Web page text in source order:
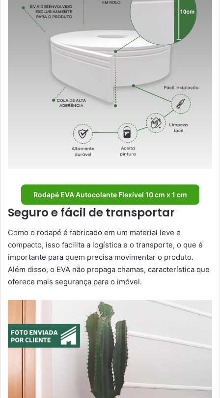
Rodapé EVA Autocolante Flexível 10 cm x 1 cm
Seguro e fácil de transportar
Como o rodapé é fabricado em um material leve e
compacto, isso facilita a logística e o transporte, o que é
importante para quem precisa movimentar o produto.
Além disso, o EVA não propaga chamas, característica que
oferece mais segurança para o imóvel.